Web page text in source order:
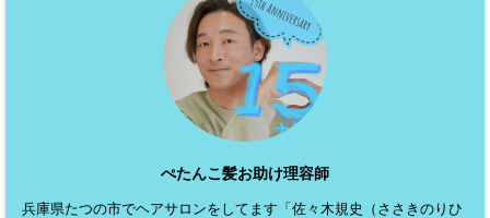
ぺたんこ髪お助け理容師
兵庫県たつの市でヘアサロンをしてます「佐々木規史（ささきのりひ